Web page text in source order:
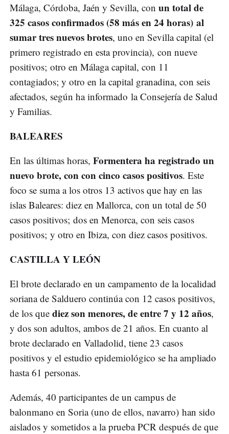
Málaga, Córdoba, Jaén y Sevilla, con un total de
325 casos confirmados (58 más en 24 horas) al
sumar tres nuevos brotes, uno en Sevilla capital (el
primero registrado en esta provincia), con nueve
positivos; otro en Málaga capital, con 11
contagiados; y otro en la capital granadina, con seis
afectados, según ha informado la Consejería de Salud
y Familias.
BALEARES
En las últimas horas, Formentera ha registrado un
nuevo brote, con con cinco casos positivos. Este
foco se suma a los otros 13 activos que hay en las
islas Baleares: diez en Mallorca, con un total de 50
casos positivos; dos en Menorca, con seis casos
positivos; y otro en Ibiza, con diez casos positivos.
CASTILLA Y LEÓN
El brote declarado en un campamento de la localidad
soriana de Salduero continúa con 12 casos positivos,
de los que diez son menores, de entre 7 y 12 años,
y dos son adultos, ambos de 21 años. En cuanto al
brote declarado en Valladolid, tiene 23 casos
positivos y el estudio epidemiológico se ha ampliado
hasta 61 personas.
Además, 40 participantes de un campus de
balonmano en Soria (uno de ellos, navarro) han sido
aislados y sometidos a la prueba PCR después de que